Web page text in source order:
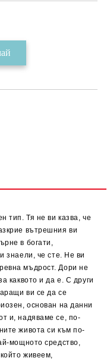
тип. Тя не ви казва, че
вътрешния ви
в богати,
знаели, че сте. Не ви
мъдрост. Дори не
каквото и да е. С други
ви се да се
основан на данни
и, надяваме се, по-
живота си към по-
мощното средство,
живеем,